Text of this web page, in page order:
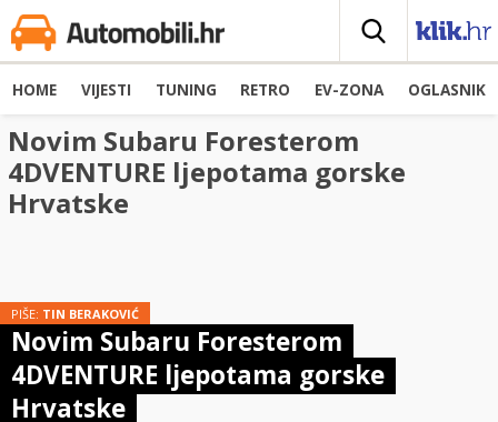
HOME VIJESTI TUNING RETRO EV-ZONA OGLASNIK
Novim Subaru Foresterom
4DVENTURE ljepotama gorske
Hrvatske
PIŠE: TIN BERAKOVIĆ
Novim Subaru Foresterom
4DVENTURE ljepotama gorske
Hrvatske